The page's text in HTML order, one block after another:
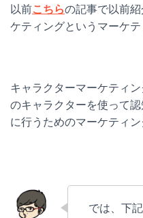
以前こちらの記事で以前
ケティングというマーケテ
キャラクターマーケティ
のキャラクターを使って
に行うためのマーケティン
では、下